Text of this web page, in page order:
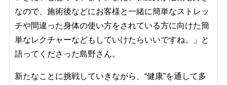
なので、施術後などにお客様と一緒に簡単なストレッ
チや間違った身体の使い方をされている方に向けた簡
単なレクチャーなどもしていけたらいいですね。」と
語ってくださった島野さん。
新たなことに挑戦していきながら、“健康”を通して多